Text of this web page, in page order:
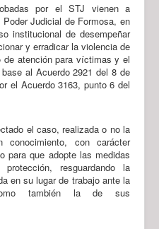
por el STJ vienen a
Judicial de Formosa, en
institucional de desempeñar
y erradicar la violencia de
de atención para víctimas y el
al Acuerdo 2921 del 8 de
el Acuerdo 3163, punto 6 del
el caso, realizada o no la
con carácter
para que adopte las medidas
resguardando la
en su lugar de trabajo ante la
también la de sus